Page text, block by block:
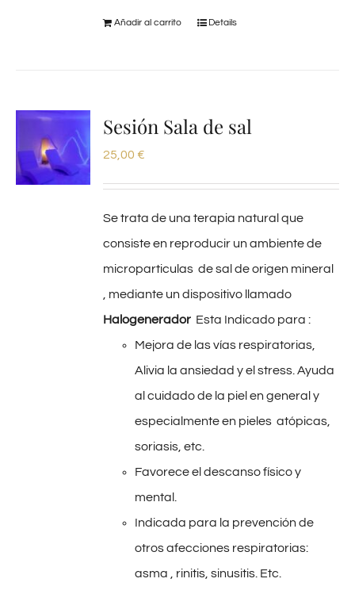
Añadir al carrito Details
Sesión Sala de sal
25,00 €
Se trata de una terapia natural que
consiste en reproducir un ambiente de
microparticulas de sal de origen mineral
, mediante un dispositivo llamado
Halogenerador Esta Indicado para :
Mejora de las vías respiratorias,
Alivia la ansiedad y el stress. Ayuda
al cuidado de la piel en general y
especialmente en pieles atópicas,
soriasis, etc.
Favorece el descanso físico y
mental.
Indicada para la prevención de
otros afecciones respiratorias:
asma , rinitis, sinusitis. Etc.